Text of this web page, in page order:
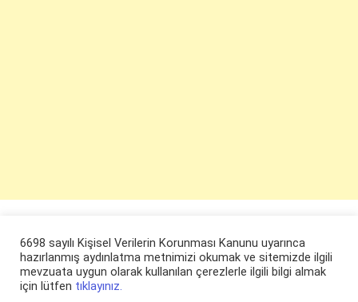
6698 sayılı Kişisel Verilerin Korunması Kanunu uyarınca
hazırlanmış aydınlatma metnimizi okumak ve sitemizde ilgili
mevzuata uygun olarak kullanılan çerezlerle ilgili bilgi almak
için lütfen tıklayınız.